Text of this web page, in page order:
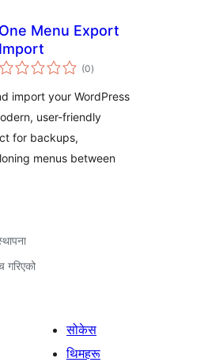
One Menu Export
Import
(0कुल
रेटिङ्गहरू
)
import your WordPress
user-friendly
for backups,
menus between
सोकेस
थिमहरू